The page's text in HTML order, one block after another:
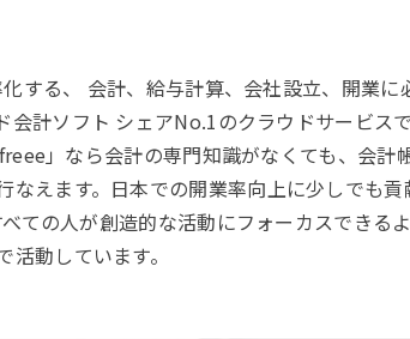
する、 会計、給与計算、会社設立、開業
会計ソフト シェアNo.1のクラウドサービス
」なら会計の専門知識がなくても、会計
えます。日本での開業率向上に少しでも貢
ての人が創造的な活動にフォーカスできる
動しています。